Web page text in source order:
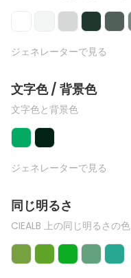
ジェネレーターで見る
文字色 / 背景色
文字色と背景色
ジェネレーターで見る
同じ明るさ
CIEALB 上の同じ明るさの色